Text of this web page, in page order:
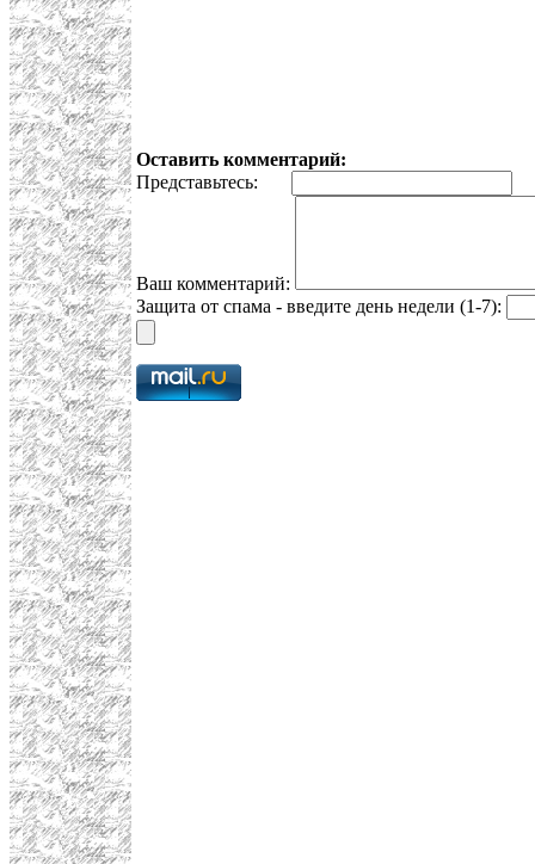
Оставить комментарий:
Представьтесь:
Ваш комментарий:
Защита от спама - введите день недели (1-7):